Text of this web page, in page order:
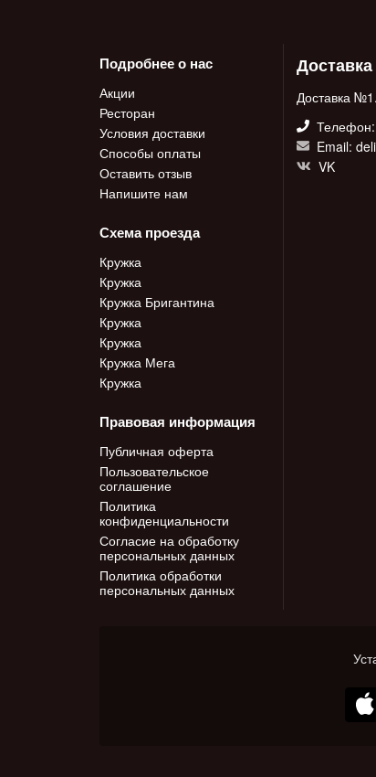
Подробнее о нас
Акции
Ресторан
Условия доставки
Способы оплаты
Оставить отзыв
Напишите нам
Схема проезда
Кружка
Кружка
Кружка Бригантина
Кружка
Кружка
Кружка Мега
Кружка
Правовая информация
Публичная оферта
Пользовательское
соглашение
Политика
конфиденциальности
Согласие на обработку
персональных данных
Политика обработки
персональных данных
Доставка
Email:
VK